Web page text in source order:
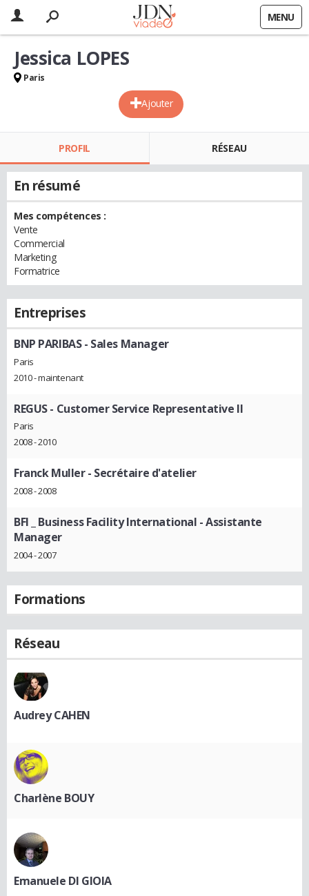
MENU
Ajouter
Jessica LOPES
Paris
PROFIL RÉSEAU
En résumé
Mes compétences :
Vente
Commercial
Marketing
Formatrice
Entreprises
BNP PARIBAS- Sales Manager
Paris
2010 - maintenant
REGUS- Customer Service Representative II
Paris
2008 - 2010
Franck Muller- Secrétaire d'atelier
2008 - 2008
BFI _ Business Facility International - Assistante
Manager
2004 - 2007
Formations
Réseau
Audrey CAHEN
Charlène BOUY
Emanuele DI GIOIA